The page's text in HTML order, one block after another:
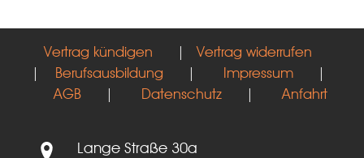
Vertrag kündigen |Vertrag widerrufen
| Berufsausbildung | Impressum|
AGB| Datenschutz| Anfahrt
Lange Straße 30a